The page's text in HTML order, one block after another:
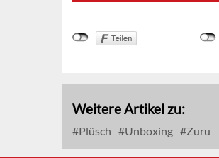
Weitere Artikel zu:
Plüsch Unboxing Zuru